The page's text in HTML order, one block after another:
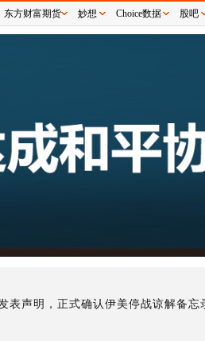
声明，正式确认伊美停战谅解备忘
东方财富期货 妙想 Choice数据 股吧